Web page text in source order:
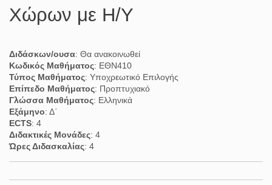
Χώρων με Η/Υ
Διδάσκων/ουσα: Θα ανακοινωθεί
Κωδικός Μαθήματος: ΕΘΝ410
Τύπος Μαθήματος: Υποχρεωτικό Επιλογής
Επίπεδο Μαθήματος: Προπτυχιακό
Γλώσσα Μαθήματος: Ελληνικά
Εξάμηνο: Δ΄
ECTS: 4
Διδακτικές Μονάδες: 4
Ώρες Διδασκαλίας: 4